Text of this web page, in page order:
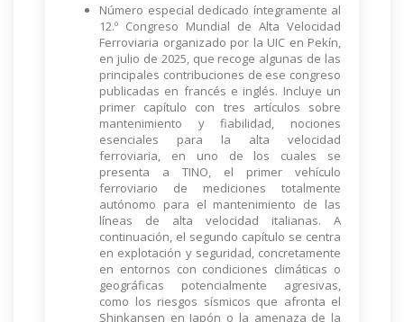
Número especial dedicado íntegramente al
12.º Congreso Mundial de Alta Velocidad
Ferroviaria organizado por la UIC en Pekín,
en julio de 2025, que recoge algunas de las
principales contribuciones de ese congreso
publicadas en francés e inglés. Incluye un
primer capítulo con tres artículos sobre
mantenimiento y fiabilidad, nociones
esenciales para la alta velocidad
ferroviaria, en uno de los cuales se
presenta a TINO, el primer vehículo
ferroviario de mediciones totalmente
autónomo para el mantenimiento de las
líneas de alta velocidad italianas. A
continuación, el segundo capítulo se centra
en explotación y seguridad, concretamente
en entornos con condiciones climáticas o
geográficas potencialmente agresivas,
como los riesgos sísmicos que afronta el
Shinkansen en Japón o la amenaza de la